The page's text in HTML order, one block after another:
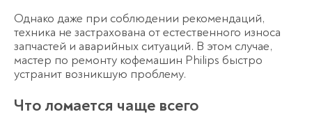
Однако даже при соблюдении рекомендаций,
техника не застрахована от естественного износа
запчастей и аварийных ситуаций. В этом случае,
мастер по ремонту кофемашин Philips быстро
устранит возникшую проблему.
Что ломается чаще всего